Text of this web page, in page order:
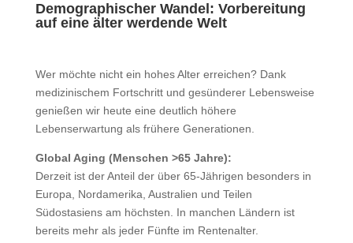
Demographischer Wandel: Vorbereitung
auf eine älter werdende Welt
Wer möchte nicht ein hohes Alter erreichen? Dank
medizinischem Fortschritt und gesünderer Lebensweise
genießen wir heute eine deutlich höhere
Lebenserwartung als frühere Generationen.
Global Aging (Menschen >65 Jahre):
Derzeit ist der Anteil der über 65-Jährigen besonders in
Europa, Nordamerika, Australien und Teilen
Südostasiens am höchsten. In manchen Ländern ist
bereits mehr als jeder Fünfte im Rentenalter.